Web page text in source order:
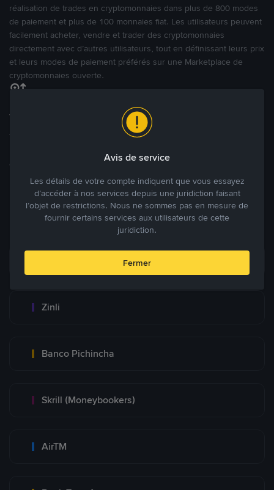
réalisation de trades en cryptomonnaies dans plus de 800 modes
de paiement et plus de 100 monnaies fiat. Les utilisateurs peuvent
facilement acheter, vendre et trader des cryptomonnaies
directement avec d’autres utilisateurs, tout en définissant leurs prix
et leurs modes de paiement préférés sur une Marketplace de
cryptomonnaies ouverte.
Tradez à des prix avantageux pour vous
Tradez des cryptos en étant libres d’acheter et de vendre à votre
des annonces commerciales pour fixer vos propres prix.
Blog P2P Voir plus
Principaux modes de paiement
Zinli
Banco Pichincha
Skrill (Moneybookers)
AirTM
Avis de service
Les détails de votre compte indiquent que vous essayez
d’accéder à nos services depuis une juridiction faisant
l’objet de restrictions. Nous ne sommes pas en mesure de
fournir certains services aux utilisateurs de cette
juridiction.
Fermer